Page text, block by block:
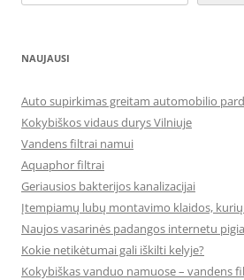
NAUJAUSI
Auto supirkimas greitam automobilio
Kokybiškos vidaus durys Vilniuje
Vandens filtrai namui
Aquaphor filtrai
Geriausios bakterijos kanalizacijai
Įtempiamų lubų montavimo klaidos,
Naujos vasarinės padangos internetu
Kokie netikėtumai gali iškilti kelyje?
Kokybiškas vanduo namuose – vandens